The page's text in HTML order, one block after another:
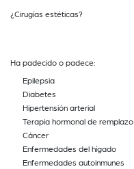
¿Cirugías estéticas?
Ha padecido o padece:
Epilepsia
Diabetes
Hipertensión arterial
Terapia hormonal de remplazo
Cáncer
Enfermedades del hígado
Enfermedades autoinmunes